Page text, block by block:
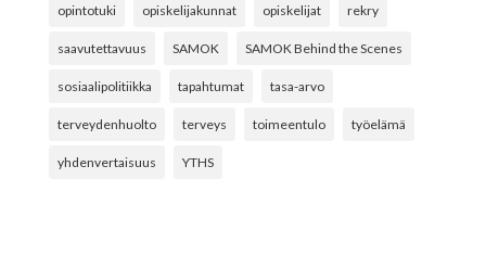
opintotuki opiskelijakunnat opiskelijat rekry
saavutettavuus SAMOK SAMOK Behind the Scenes
sosiaalipolitiikka tapahtumat tasa-arvo
terveydenhuolto terveys toimeentulo työelämä
yhdenvertaisuus YTHS